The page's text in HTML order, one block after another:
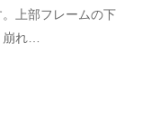
上部フレームの下
崩れ…